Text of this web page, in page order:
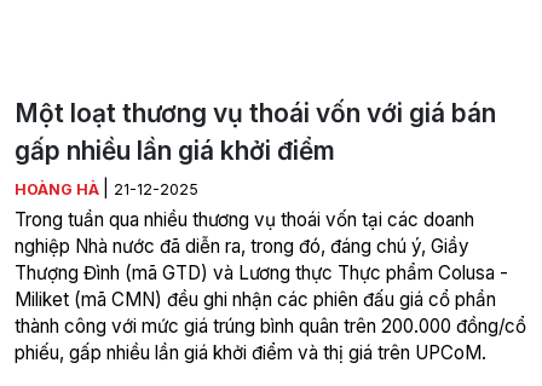
Một loạt thương vụ thoái vốn với giá bán
gấp nhiều lần giá khởi điểm
HOÀNG HÀ 21-12-2025
Trong tuần qua nhiều thương vụ thoái vốn tại các doanh
nghiệp Nhà nước đã diễn ra, trong đó, đáng chú ý, Giầy
Thượng Đình (mã GTD) và Lương thực Thực phẩm Colusa -
Miliket (mã CMN) đều ghi nhận các phiên đấu giá cổ phần
thành công với mức giá trúng bình quân trên 200.000 đồng/cổ
phiếu, gấp nhiều lần giá khởi điểm và thị giá trên UPCoM.